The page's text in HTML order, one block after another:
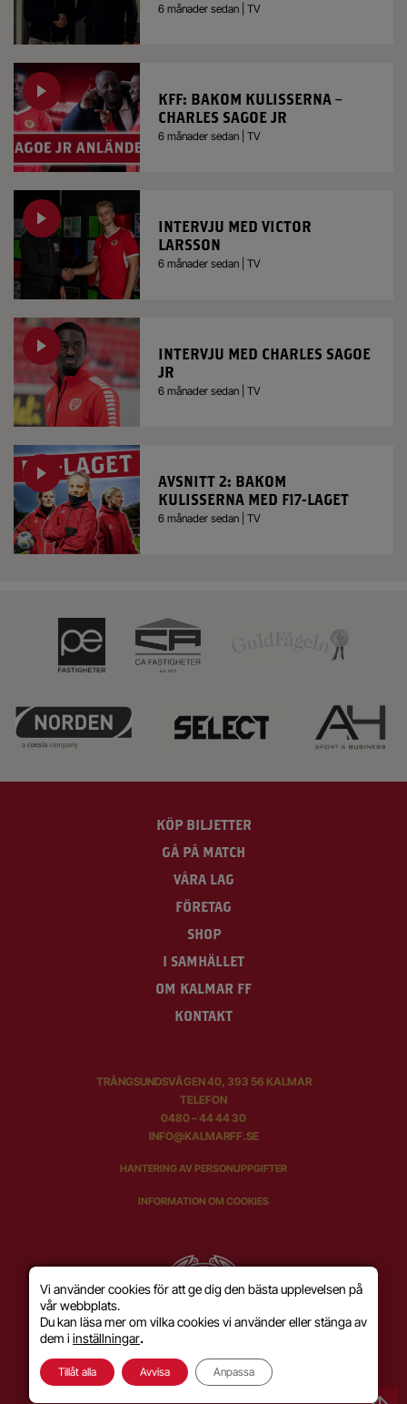
6 månader sedan | TV
KFF: BAKOM KULISSERNA –
CHARLES SAGOE JR
6 månader sedan | TV
INTERVJU MED VICTOR
LARSSON
6 månader sedan | TV
INTERVJU MED CHARLES SAGOE
JR
6 månader sedan | TV
AVSNITT 2: BAKOM
KULISSERNA MED F17-LAGET
6 månader sedan | TV
KÖP BILJETTER
GÅ PÅ MATCH
VÅRA LAG
FÖRETAG
SHOP
I SAMHÄLLET
OM KALMAR FF
KONTAKT
TRÅNGSUNDSVÄGEN 40, 393 56 KALMAR
TELEFON
0480 – 44 44 30
INFO@KALMARFF.SE
HANTERING AV PERSONUPPGIFTER
INFORMATION OM COOKIES
Vi använder cookies för att ge dig den bästa upplevelsen på
vår webbplats.
Du kan läsa mer om vilka cookies vi använder eller stänga av
dem i inställningar.
Tillåt alla Avvisa Anpassa